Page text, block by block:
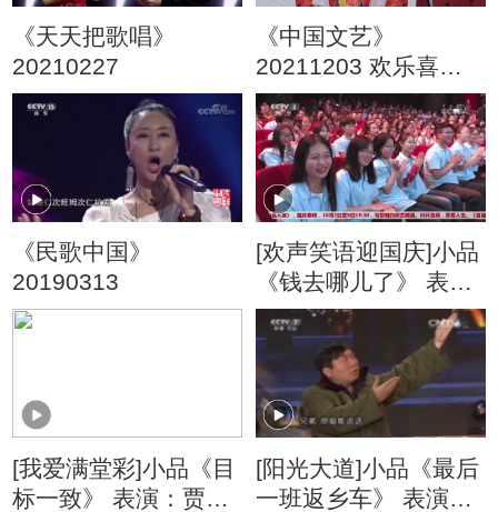
《天天把歌唱》
20210227
《中国文艺》
20211203 欢乐喜剧
汇
《民歌中国》
20190313
[欢声笑语迎国庆]小品
《钱去哪儿了》 表
演：贾冰 张红爽 丁美
婷 闫强 刘峰
[我爱满堂彩]小品《目
标一致》 表演：贾冰
[阳光大道]小品《最后
一班返乡车》 表演：